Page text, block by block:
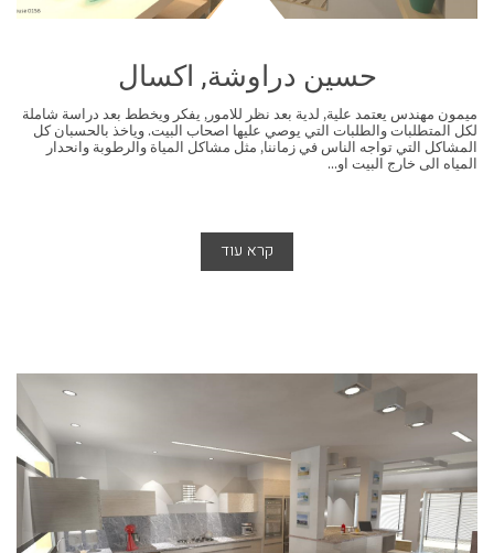
حسين دراوشة, اكسال
ميمون مهندس يعتمد علية, لدية بعد نظر للامور, يفكر ويخطط بعد دراسة شاملة
لكل المتطلبات والطلبات التي يوصي عليها اصحاب البيت. وياخذ بالحسبان كل
المشاكل التي تواجه الناس في زماننا, مثل مشاكل المياة والرطوبة وانحدار
المياه الى خارج البيت او...
קרא עוד